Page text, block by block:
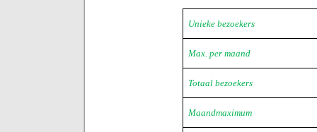
Unieke bezoekers
Max. per maand
Totaal bezoekers
Maandmaximum